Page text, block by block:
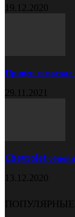
19.12.2020
Прицеп
29.11.2021
Chevrolet
13.12.2020